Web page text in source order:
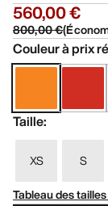
560,00 €
800,00 €(
Couleur à prix
Taille:
XS S
Tableau des